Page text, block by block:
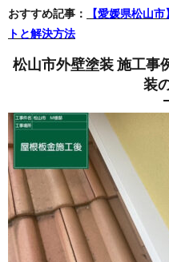
おすすめ記事：
【愛媛県松山
トと解決方法
松山市外壁塗装 施工事
装